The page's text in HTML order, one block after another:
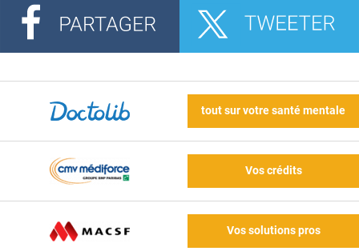
tout sur votre santé mentale
Vos crédits
Vos solutions pros